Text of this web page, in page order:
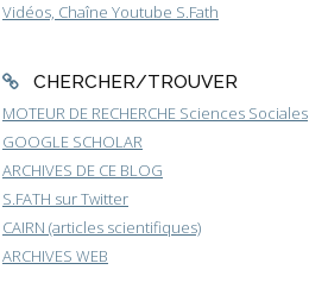
Vidéos, Chaîne Youtube S.Fath
CHERCHER/TROUVER
MOTEUR DE RECHERCHE Sciences Sociales
GOOGLE SCHOLAR
ARCHIVES DE CE BLOG
S.FATH sur Twitter
CAIRN (articles scientifiques)
ARCHIVES WEB